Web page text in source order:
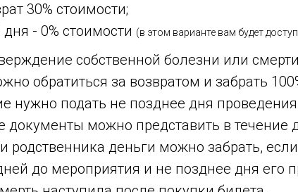
30% стоимости;
- 0% стоимости (в этом варианте вам будет
собственной болезни или
обратиться за возвратом и забрать
нужно подать не позднее дня
можно представить в течение
родственника деньги можно забрать,
до мероприятия и не позднее дня его